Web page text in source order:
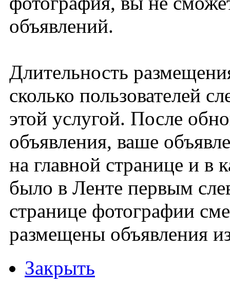
объявлений.
Длительность
сколько пользователей
этой услугой. После
объявления, ваше
на главной странице и в
было в Ленте первым
странице фотографии
размещены объявления
Закрыть